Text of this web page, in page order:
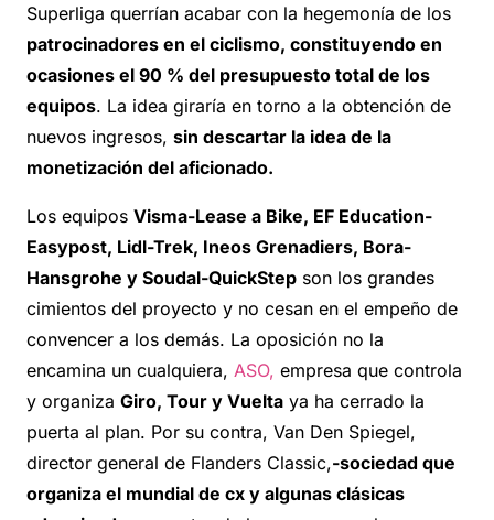
Superliga querrían acabar con la hegemonía de los
patrocinadores en el ciclismo, constituyendo en
ocasiones el 90 % del presupuesto total de los
equipos. La idea giraría en torno a la obtención de
nuevos ingresos, sin descartar la idea de la
monetización del aficionado.
Los equipos Visma-Lease a Bike, EF Education-
Easypost, Lidl-Trek, Ineos Grenadiers, Bora-
Hansgrohe y Soudal-QuickStep son los grandes
cimientos del proyecto y no cesan en el empeño de
convencer a los demás. La oposición no la
encamina un cualquiera, ASO, empresa que controla
y organiza Giro, Tour y Vuelta ya ha cerrado la
puerta al plan. Por su contra, Van Den Spiegel,
director general de Flanders Classic,-sociedad que
organiza el mundial de cx y algunas clásicas